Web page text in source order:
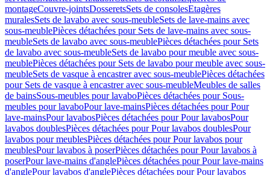
montageCouvre-jointsDosseretsSets de consolesEtagères
muralesSets de lavabo avec sous-meubleSets de lave-mains avec
sous-meublePièces détachées pour Sets de lave-mains avec sous-
meubleSets de lavabo avec sous-meublePièces détachées pour Sets
de lavabo avec sous-meubleSets de lavabo pour meuble avec sous-
meublePièces détachées pour Sets de lavabo pour meuble avec sous-
meubleSets de vasque à encastrer avec sous-meublePièces détachées
pour Sets de vasque à encastrer avec sous-meubleMeubles de salles
de bainsSous-meubles pour lavaboPièces détachées pour Sous-
meubles pour lavaboPour lave-mainsPièces détachées pour Pour
lave-mainsPour lavabosPièces détachées pour Pour lavabosPour
lavabos doublesPièces détachées pour Pour lavabos doublesPour
lavabos pour meublesPièces détachées pour Pour lavabos pour
meublesPour lavabos à poserPièces détachées pour Pour lavabos à
poserPour lave-mains d'anglePièces détachées pour Pour lave-mains
d'anglePour lavabos d'anglePièces détachées pour Pour lavabos